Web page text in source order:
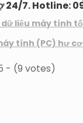
24/7. Hotline:
liệu máy tính
tính (PC) hư
- (9 votes)